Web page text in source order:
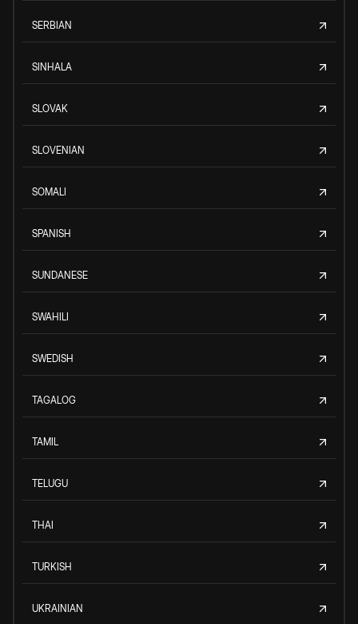
SERBIAN
SINHALA
SLOVAK
SLOVENIAN
SOMALI
SPANISH
SUNDANESE
SWAHILI
SWEDISH
TAGALOG
TAMIL
TELUGU
THAI
TURKISH
UKRAINIAN